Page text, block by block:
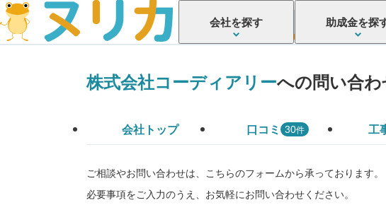
会社を探す 助成金を探
株式会社コーディアリーへの問い合わ
会社トップ 口コミ 30件 工
ご相談やお問い合わせは、こちらのフォームから承っております。
必要事項をご入力のうえ、お気軽にお問い合わせください。